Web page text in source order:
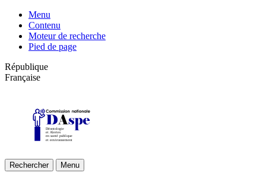
Menu
Contenu
Moteur de recherche
Pied de page
République
Française
Déontologie
et Alertes
en santé publique
et environnement
Rechercher Menu